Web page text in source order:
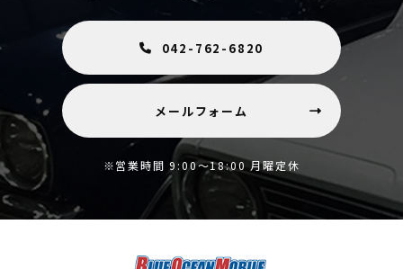
042-762-6820
メールフォーム
※営業時間 9:00～18:00 月曜定休